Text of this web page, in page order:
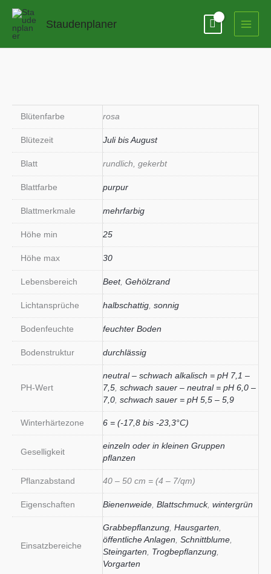
Zum
springen
Staudenplaner
Blütenfarbe rosa
Blütezeit Juli bis August
Blatt rundlich, gekerbt
Blattfarbe purpur
Blattmerkmale mehrfarbig
Höhe min 25
Höhe max 30
Lebensbereich Beet, Gehölzrand
Lichtansprüche halbschattig sonnig
Bodenfeuchte feuchter Boden
Bodenstruktur durchlässig
PH-Wert
neutral – schwach alkalisch = pH 7,1 –
7,5 schwach sauer – neutral = pH 6,0 –
7,0 schwach sauer = pH 5,5 – 5,9
Winterhärtezone 6 = (-17,8 bis -23,3°C)
Geselligkeit
einzeln oder in kleinen Gruppen
pflanzen
Pflanzabstand 40 – 50 cm = (4 – 7/qm)
Eigenschaften Bienenweide Blattschmuck, wintergrün
Einsatzbereiche
Grabbepflanzung Hausgarten
öffentliche Anlagen Schnittblume
Steingarten
Trogbepflanzung
Vorgarten